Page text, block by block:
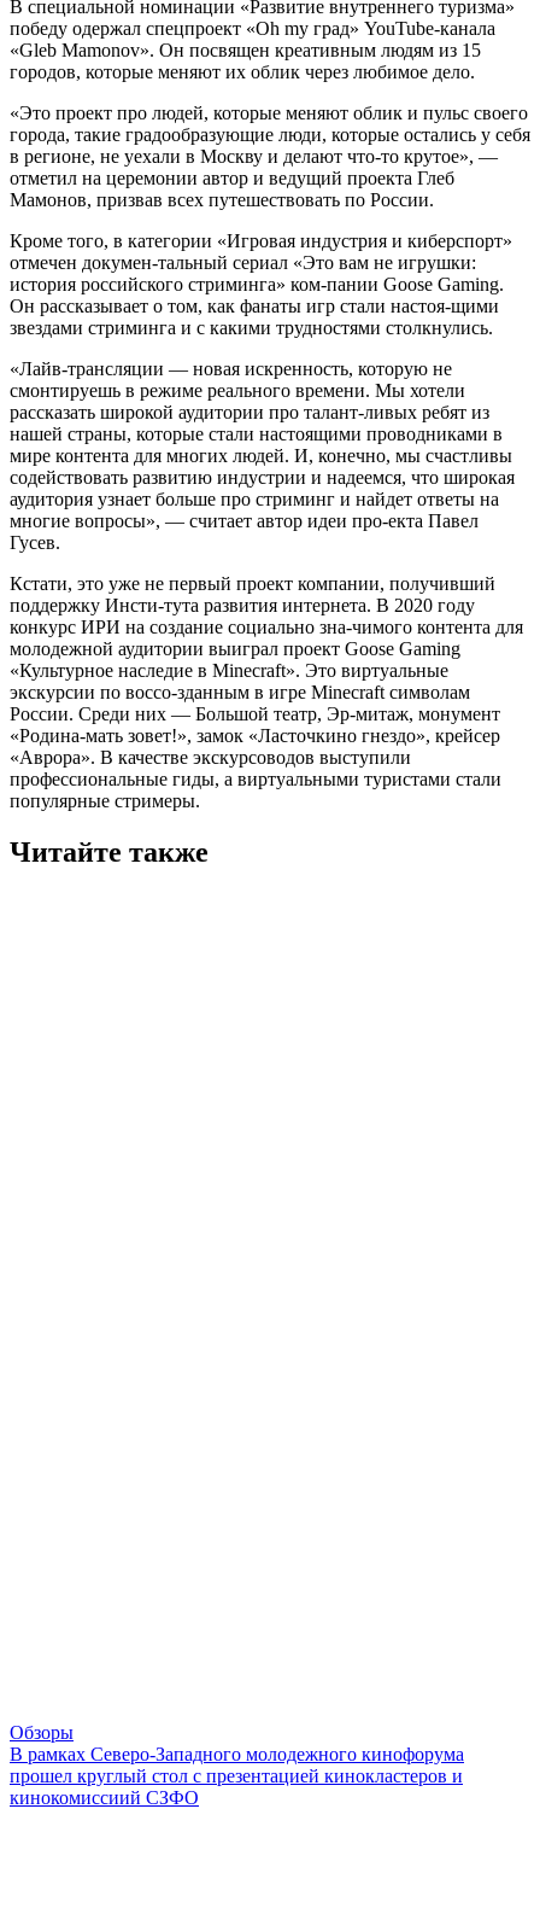
В специальной номинации «Развитие внутреннего туризма»
победу одержал спецпроект «Oh my град» YouTube-канала
«Gleb Mamonov». Он посвящен креативным людям из 15
городов, которые меняют их облик через любимое дело.
«Это проект про людей, которые меняют облик и пульс своего
города, такие градообразующие люди, которые остались у себя
в регионе, не уехали в Москву и делают что-то крутое», —
отметил на церемонии автор и ведущий проекта Глеб
Мамонов, призвав всех путешествовать по России.
Кроме того, в категории «Игровая индустрия и киберспорт»
отмечен докумен-тальный сериал «Это вам не игрушки:
история российского стриминга» ком-пании Goose Gaming.
Он рассказывает о том, как фанаты игр стали настоя-щими
звездами стриминга и с какими трудностями столкнулись.
«Лайв-трансляции — новая искренность, которую не
смонтируешь в режиме реального времени. Мы хотели
рассказать широкой аудитории про талант-ливых ребят из
нашей страны, которые стали настоящими проводниками в
мире контента для многих людей. И, конечно, мы счастливы
содействовать развитию индустрии и надеемся, что широкая
аудитория узнает больше про стриминг и найдет ответы на
многие вопросы», — считает автор идеи про-екта Павел
Гусев.
Кстати, это уже не первый проект компании, получивший
поддержку Инсти-тута развития интернета. В 2020 году
конкурс ИРИ на создание социально зна-чимого контента для
молодежной аудитории выиграл проект Goose Gaming
«Культурное наследие в Minecraft». Это виртуальные
экскурсии по воссо-зданным в игре Minecraft символам
России. Среди них — Большой театр, Эр-митаж, монумент
«Родина-мать зовет!», замок «Ласточкино гнездо», крейсер
«Аврора». В качестве экскурсоводов выступили
профессиональные гиды, а виртуальными туристами стали
популярные стримеры.
Читайте также
Обзоры
В рамках Северо-Западного молодежного кинофорума
прошел круглый стол с презентацией кинокластеров и
кинокомиссиий СЗФО